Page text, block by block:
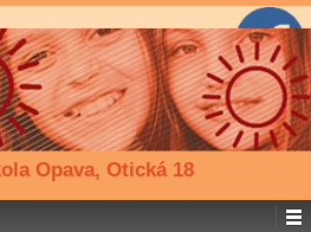
Opava, Otická 18